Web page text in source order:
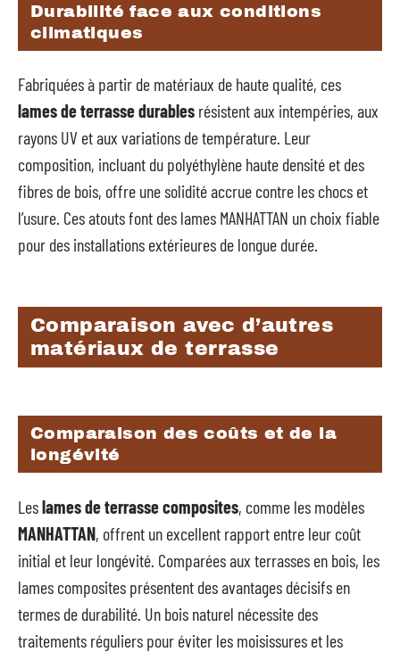
Durabilité face aux conditions
climatiques
Fabriquées à partir de matériaux de haute qualité, ces
lames de terrasse durables résistent aux intempéries, aux
rayons UV et aux variations de température. Leur
composition, incluant du polyéthylène haute densité et des
fibres de bois, offre une solidité accrue contre les chocs et
l’usure. Ces atouts font des lames MANHATTAN un choix fiable
pour des installations extérieures de longue durée.
Comparaison avec d’autres
matériaux de terrasse
Comparaison des coûts et de la
longévité
Leslames de terrasse composites, comme les modèles
MANHATTAN, offrent un excellent rapport entre leur coût
initial et leur longévité. Comparées aux terrasses en bois, les
lames composites présentent des avantages décisifs en
termes de durabilité. Un bois naturel nécessite des
traitements réguliers pour éviter les moisissures et les